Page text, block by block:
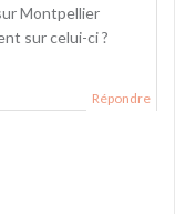
Montpellier
sur celui-ci ?
Répondre